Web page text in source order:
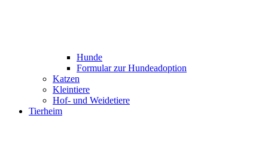
Hunde
Formular zur Hundeadoption
Katzen
Kleintiere
Hof- und Weidetiere
Tierheim